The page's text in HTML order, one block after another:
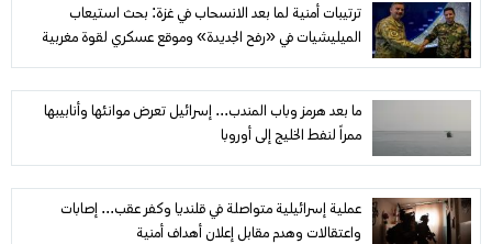
ترتيبات أمنية لما بعد الانسحاب في غزة: بحث استيعاب
الميليشيات في «رفح الجديدة» وموقع عسكري لقوة مغربية
ما بعد هرمز وباب المندب... إسرائيل تعرض موانئها وأنابيبها
ممراً لنفط الخليج إلى أوروبا
عملية إسرائيلية متواصلة في قلنديا وكفر عقب... إصابات
واعتقالات وهدم مقابل إعلان أهداف أمنية